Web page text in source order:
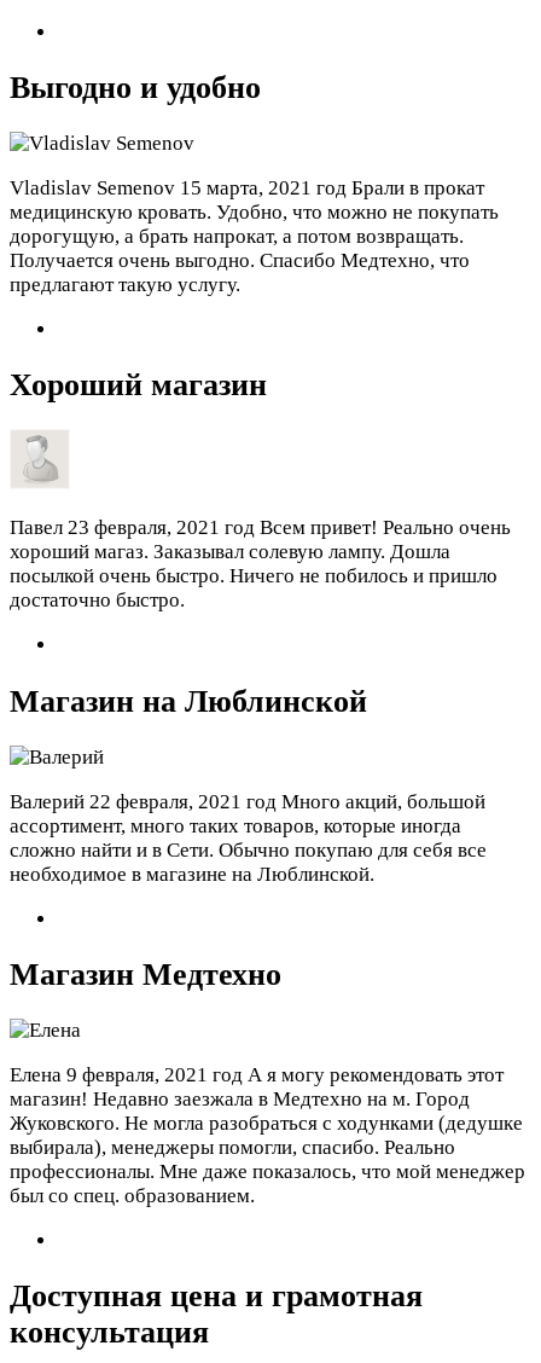
Выгодно и удобно
Vladislav Semenov 15 марта, 2021 год Брали в прокат
медицинскую кровать. Удобно, что можно не покупать
дорогущую, а брать напрокат, а потом возвращать.
Получается очень выгодно. Спасибо Медтехно, что
предлагают такую услугу.
Хороший магазин
Павел 23 февраля, 2021 год Всем привет! Реально очень
хороший магаз. Заказывал солевую лампу. Дошла
посылкой очень быстро. Ничего не побилось и пришло
достаточно быстро.
Магазин на Люблинской
Валерий 22 февраля, 2021 год Много акций, большой
ассортимент, много таких товаров, которые иногда
сложно найти и в Сети. Обычно покупаю для себя все
необходимое в магазине на Люблинской.
Магазин Медтехно
Елена 9 февраля, 2021 год А я могу рекомендовать этот
магазин! Недавно заезжала в Медтехно на м. Город
Жуковского. Не могла разобраться с ходунками (дедушке
выбирала), менеджеры помогли, спасибо. Реально
профессионалы. Мне даже показалось, что мой менеджер
был со спец. образованием.
Доступная цена и грамотная
консультация